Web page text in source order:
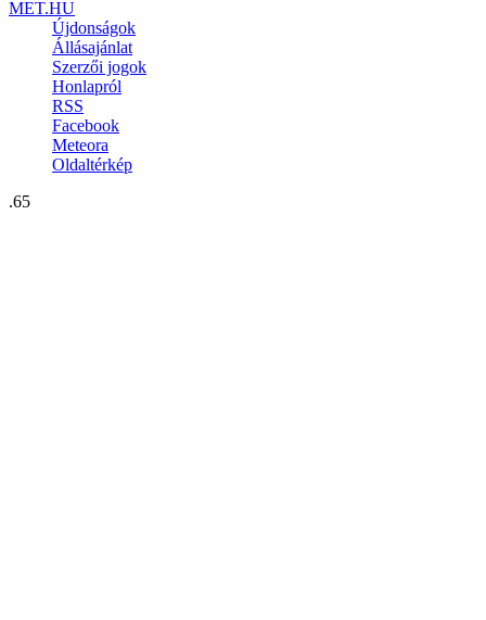
MET.HU
Újdonságok
Állásajánlat
Szerzői jogok
Honlapról
RSS
Facebook
Meteora
Oldaltérkép
.65